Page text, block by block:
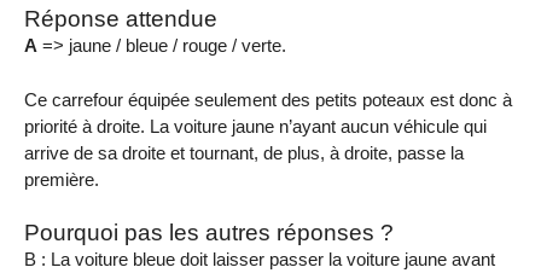
Réponse attendue
A => jaune / bleue / rouge / verte.
Ce carrefour équipée seulement des petits poteaux est donc à
priorité à droite. La voiture jaune n’ayant aucun véhicule qui
arrive de sa droite et tournant, de plus, à droite, passe la
première.
Pourquoi pas les autres réponses ?
B : La voiture bleue doit laisser passer la voiture jaune avant